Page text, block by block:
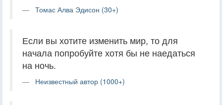
Томас Алва Эдисон (30+)
Если вы хотите изменить мир, то для
начала попробуйте хотя бы не наедаться
на ночь.
Неизвестный автор (1000+)